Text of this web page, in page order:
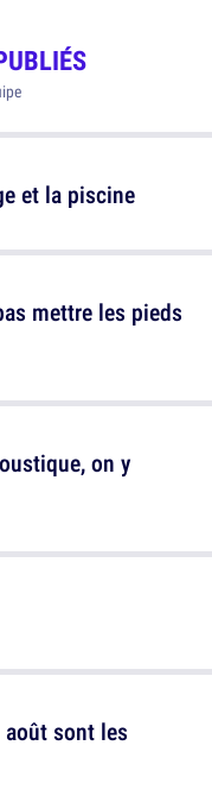
et la piscine
on y
août sont les
mettre les pieds